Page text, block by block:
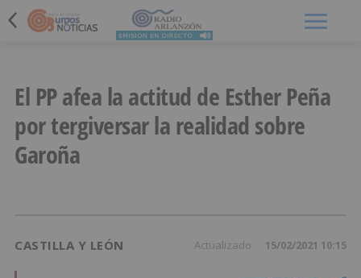
El PP afea la actitud de Esther Peña
por tergiversar la realidad sobre
Garoña
CASTILLA Y LEÓN Actualizado 15/02/2021 10:15